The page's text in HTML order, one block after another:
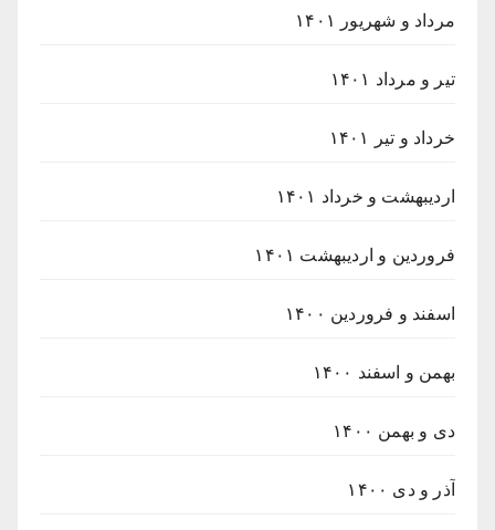
مرداد و شهریور ۱۴۰۱
تیر و مرداد ۱۴۰۱
خرداد و تیر ۱۴۰۱
اردیبهشت و خرداد ۱۴۰۱
فروردین و اردیبهشت ۱۴۰۱
اسفند و فروردین ۱۴۰۰
بهمن و اسفند ۱۴۰۰
دی و بهمن ۱۴۰۰
آذر و دی ۱۴۰۰